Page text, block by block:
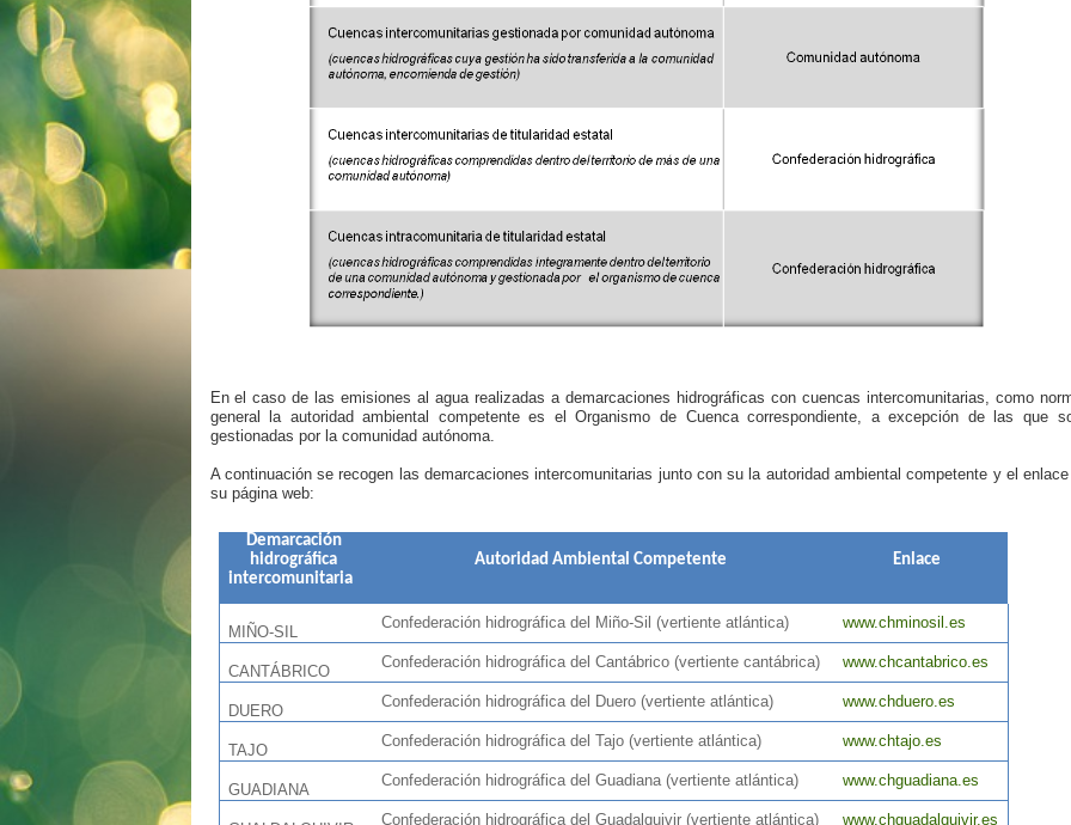
En el caso de las emisiones al agua realizadas a demarcaciones hidrográficas con cuencas intercomunitarias, como
general la autoridad ambiental competente es el Organismo de Cuenca correspondiente, a excepción de las que
gestionadas por la comunidad autónoma.
A continuación se recogen las demarcaciones intercomunitarias junto con su la autoridad ambiental competente y el
su página web:
Demarcación
hidrográfica
intercomunitaria
Autoridad Ambiental Competente Enlace
MIÑO-SIL
Confederación hidrográfica del Miño-Sil (vertiente atlántica) www.chminosil.es
CANTÁBRICO
Confederación hidrográfica del Cantábrico (vertiente cantábrica) www.chcantabrico.es
DUERO
Confederación hidrográfica del Duero (vertiente atlántica) www.chduero.es
TAJO
Confederación hidrográfica del Tajo (vertiente atlántica) www.chtajo.es
GUADIANA
Confederación hidrográfica del Guadiana (vertiente atlántica) www.chguadiana.es
Confederación hidrográfica del Guadalquivir (vertiente atlántica) www.chguadalquivir.es